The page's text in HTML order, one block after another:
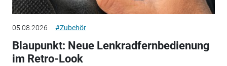
05.08.2026 #Zubehör
Blaupunkt: Neue Lenkradfernbedienung
im Retro-Look